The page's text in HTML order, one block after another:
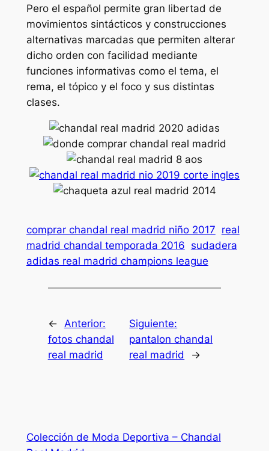
Pero el español permite gran libertad de
movimientos sintácticos y construcciones
alternativas marcadas que permiten alterar
dicho orden con facilidad mediante
funciones informativas como el tema, el
rema, el tópico y el foco y sus distintas
clases.
comprar chandal real madrid niño 2017 real
madrid chandal temporada 2016 sudadera
adidas real madrid champions league
←
Anterior:
fotos chandal
real madrid
Siguiente:
pantalon chandal
real madrid
→
Colección de Moda Deportiva – Chandal